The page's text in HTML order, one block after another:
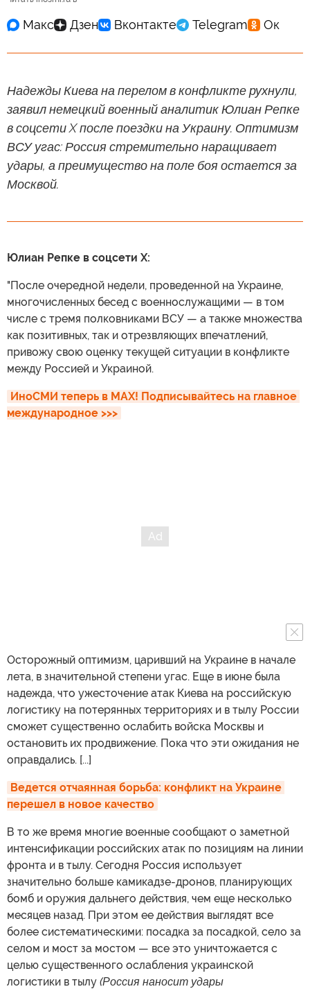
Надежды Киева на перелом в конфликте рухнули,
заявил немецкий военный аналитик Юлиан Репке
в соцсети X после поездки на Украину. Оптимизм
ВСУ угас: Россия стремительно наращивает
удары, а преимущество на поле боя остается за
Москвой.
Юлиан Репке в соцсети X:
"После очередной недели, проведенной на Украине,
многочисленных бесед с военнослужащими — в том
числе с тремя полковниками ВСУ — а также множества
как позитивных, так и отрезвляющих впечатлений,
привожу свою оценку текущей ситуации в конфликте
между Россией и Украиной.
ИноСМИ теперь в MAX! Подписывайтесь на главное
международное >>>
Осторожный оптимизм, царивший на Украине в начале
лета, в значительной степени угас. Еще в июне была
надежда, что ужесточение атак Киева на российскую
логистику на потерянных территориях и в тылу России
сможет существенно ослабить войска Москвы и
остановить их продвижение. Пока что эти ожидания не
оправдались. [...]
Ведется отчаянная борьба: конфликт на Украине
перешел в новое качество
В то же время многие военные сообщают о заметной
интенсификации российских атак по позициям на линии
фронта и в тылу. Сегодня Россия использует
значительно больше камикадзе-дронов, планирующих
бомб и оружия дальнего действия, чем еще несколько
месяцев назад. При этом ее действия выглядят все
более систематическими: посадка за посадкой, село за
селом и мост за мостом — все это уничтожается с
целью существенного ослабления украинской
логистики в тылу (Россия наносит удары